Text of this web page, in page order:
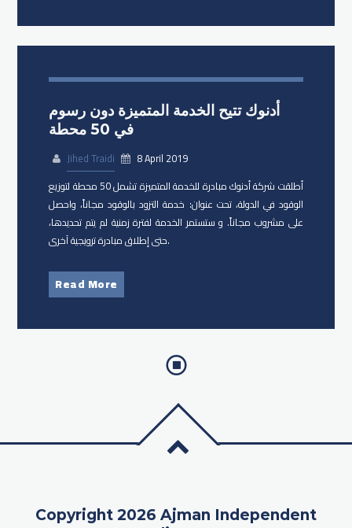
أدنوك تتيح الخدمة المتميزة دون رسوم
في 50 محطة
Jihed Traidi
8 April 2019
أطلقت شركة أدنوك مبادرة للخدمة المتميزة تشمل 50 محطة لتوزيع
الوقود في الدولة، تحت عنوان: خدمة التزود بالوقود مجاناً، واحصل
على مشروب مجاناً. و ستستمر الخدمة لفترة زمنية لم يتم تحديدها،
حتى إطلاق مبادرة ترويجية آخرى.
Read More
Copyright 2026 Ajman Independent